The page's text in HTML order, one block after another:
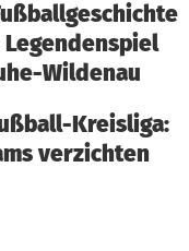
Legendenspiel
Wildenau
Kreisliga:
verzichten